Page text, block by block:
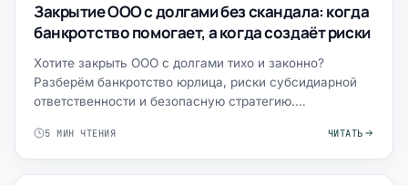
Закрытие ООО с долгами без скандала: когда
банкротство помогает, а когда создаёт риски
Хотите закрыть ООО с долгами тихо и законно?
Разберём банкротство юрлица, риски субсидиарной
ответственности и безопасную стратегию.
5 МИН ЧТЕНИЯ ЧИТАТЬ